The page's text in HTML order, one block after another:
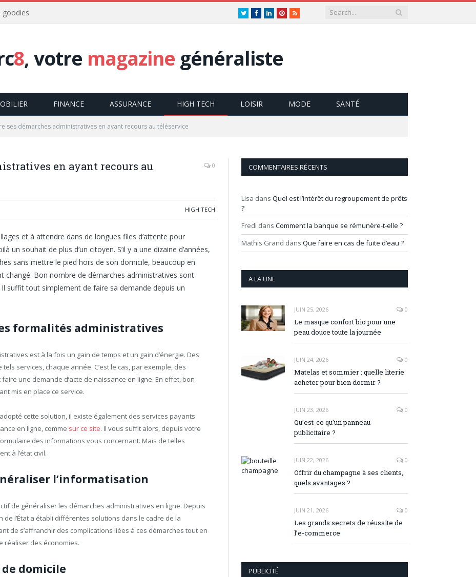
goodies TwitterFacebookLinkedInPinterest
RSS
8, votre magazine généraliste
FINANCE ASSURANCE HIGH TECH LOISIR MODE SANTÉ
ses démarches administratives en ayant recours au téléservice
en ayant recours au
0
HIGH TECH
et à attendre dans de longues files d’attente pour
un souhait de plus d’un citoyen. S’il y a une dizaine d’années,
sans mettre le pied hors de son domicile, beaucoup en
changé. Bon nombre de démarches administratives sont
suffit tout simplement de faire sa demande depuis un
formalités administratives
est à la fois un gain de temps et un gain d’énergie. Des
services, chaque année. C’est le cas, par exemple, des
une demande d’acte de naissance en ligne. En effet, bon
mis en place ce service.
cette solution, il existe également des services payants
en ligne, comme sur ce site. Il vous suffit alors, depuis votre
des informations vous concernant. Mais de telles
à l’état civil.
l’informatisation
de généraliser les démarches administratives en ligne. Depuis
l’État a établi différentes solutions dans le cadre de la
de s’affranchir des complications liées à ces démarches tout en
réaliser des économies.
domicile
COMMENTAIRES RÉCENTS
Lisa dans Quel est l’intérêt du regroupement de prêts
?
Fredi dans Comment la banque se rémunère-t-elle ?
Mathis Grand dans Que faire en cas de fuite d’eau ?
A LA UNE
JUIN 25, 2026 0
Le masque confort bio pour une
peau douce toute la journée
JUIN 24, 2026 0
Matelas et sommier : quelle literie
acheter pour bien dormir ?
JUIN 23, 2026 0
Qu’est-ce qu’un panneau
publicitaire ?
JUIN 22, 2026 0
Offrir du champagne à ses clients,
quels avantages ?
JUIN 21, 2026 0
Les grands secrets de réussite de
l’e-commerce
PUBLICITÉ